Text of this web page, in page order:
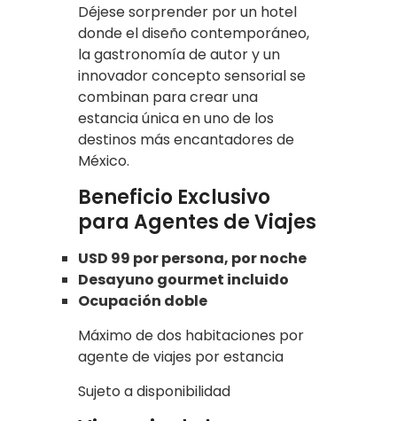
Déjese sorprender por un hotel
donde el diseño contemporáneo,
la gastronomía de autor y un
innovador concepto sensorial se
combinan para crear una
estancia única en uno de los
destinos más encantadores de
México.
Beneficio Exclusivo
para Agentes de Viajes
USD 99 por persona, por noche
Desayuno gourmet incluido
Ocupación doble
Máximo de dos habitaciones por
agente de viajes por estancia
Sujeto a disponibilidad